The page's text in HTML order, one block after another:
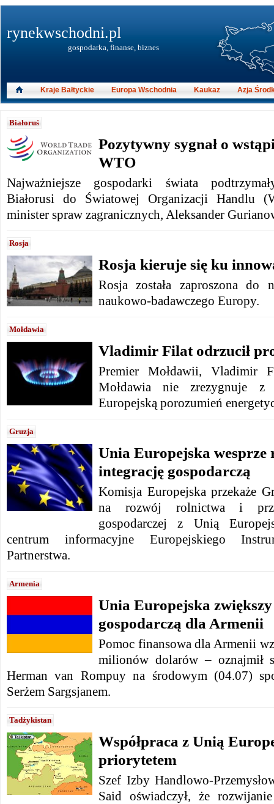
Białoruś
Pozytywny sygnał o
WTO
Najważniejsze gospodarki świata
Białorusi do Światowej Organizacji Handlu
minister spraw zagranicznych, Aleksander
Rosja
Rosja kieruje się ku
Rosja została zaproszona do
naukowo-badawczego Europy.
Mołdawia
Vladimir Filat odrzucił
Premier Mołdawii, Vladimir
Mołdawia nie zrezygnuje
Europejską porozumień
Gruzja
Unia Europejska
integrację gospodarczą
Komisja Europejska przekaże
na rozwój rolnictwa i
gospodarczej z Unią
centrum informacyjne Europejskiego
Partnerstwa.
Armenia
Unia Europejska
gospodarczą dla Armenii
Pomoc finansowa dla Armenii
milionów dolarów – oznajmił
Herman van Rompuy na środowym (04.07)
Serżem Sargsjanem.
Tadżykistan
Współpraca z Unią
priorytetem
Szef Izby Handlowo-
Said oświadczył, że
rynekwschodni.pl
gospodarka, finanse, biznes
Kraje Bałtyckie Europa Wschodnia Kaukaz Azja